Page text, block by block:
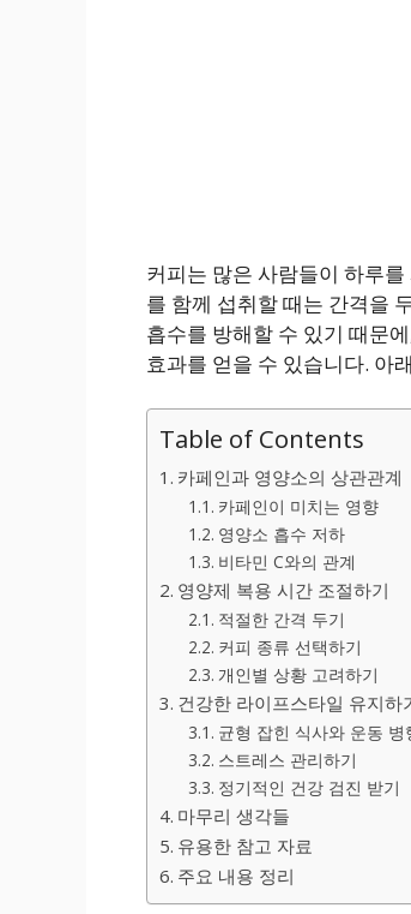
커피는 많은 사람들이 하루
를 함께 섭취할 때는 간격을
흡수를 방해할 수 있기 때문
효과를 얻을 수 있습니다. 아
Table of Contents
카페인과 영양소의 상관관계
카페인이 미치는 영향
영양소 흡수 저하
비타민 C와의 관계
영양제 복용 시간 조절하기
적절한 간격 두기
커피 종류 선택하기
개인별 상황 고려하기
건강한 라이프스타일 유지하
균형 잡힌 식사와 운동 병
스트레스 관리하기
정기적인 건강 검진 받기
마무리 생각들
유용한 참고 자료
주요 내용 정리